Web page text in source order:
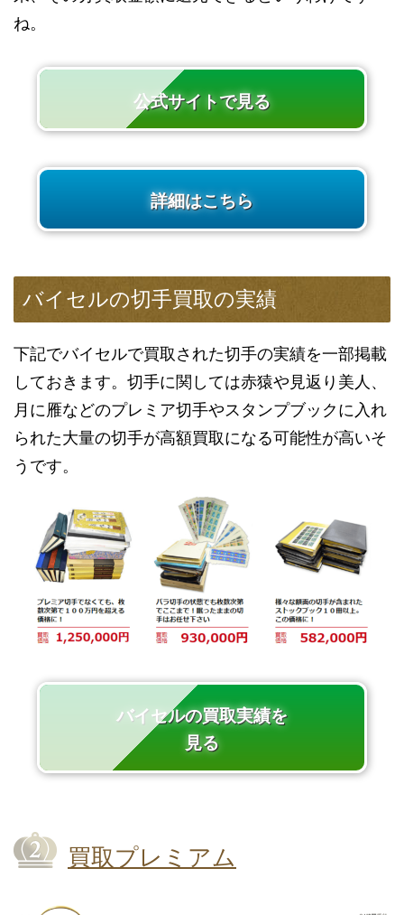
ね。
公式サイトで見る
詳細はこちら
バイセルの切手買取の実績
下記でバイセルで買取された切手の実績を一部掲載
しておきます。切手に関しては赤猿や見返り美人、
月に雁などのプレミア切手やスタンプブックに入れ
られた大量の切手が高額買取になる可能性が高いそ
うです。
バイセルの買取実績を
見る
買取プレミアム